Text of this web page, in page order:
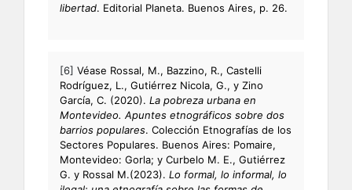
libertad. Editorial Planeta. Buenos Aires, p. 26.
[6] Véase Rossal, M., Bazzino, R., Castelli
Rodríguez, L., Gutiérrez Nicola, G., y Zino
García, C. (2020). La pobreza urbana en
Montevideo. Apuntes etnográficos sobre dos
barrios populares. Colección Etnografías de los
Sectores Populares. Buenos Aires: Pomaire,
Montevideo: Gorla; y Curbelo M. E., Gutiérrez
G. y Rossal M.(2023). Lo formal, lo informal, lo